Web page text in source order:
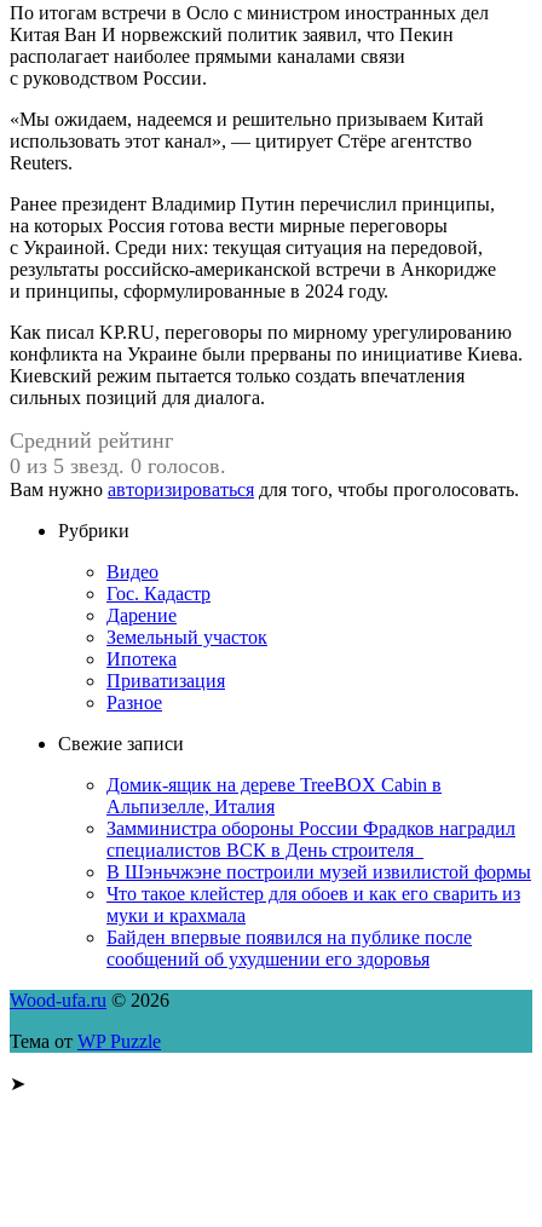
По итогам встречи в Осло с министром иностранных дел
Китая Ван И норвежский политик заявил, что Пекин
располагает наиболее прямыми каналами связи
с руководством России.
«Мы ожидаем, надеемся и решительно призываем Китай
использовать этот канал», — цитирует Стёре агентство
Reuters.
Ранее президент Владимир Путин перечислил принципы,
на которых Россия готова вести мирные переговоры
с Украиной. Среди них: текущая ситуация на передовой,
результаты российско-американской встречи в Анкоридже
и принципы, сформулированные в 2024 году.
Как писал KP.RU, переговоры по мирному урегулированию
конфликта на Украине были прерваны по инициативе Киева.
Киевский режим пытается только создать впечатления
сильных позиций для диалога.
Средний рейтинг
0 из 5 звезд. 0 голосов.
Вам нужно авторизироваться для того, чтобы проголосовать.
Рубрики
Видео
Гос. Кадастр
Дарение
Земельный участок
Ипотека
Приватизация
Разное
Свежие записи
Домик-ящик на дереве TreeBOX Cabin в
Альпизелле, Италия
Замминистра обороны России Фрадков наградил
специалистов ВСК в День строителя
В Шэньчжэне построили музей извилистой формы
Что такое клейстер для обоев и как его сварить из
муки и крахмала
Байден впервые появился на публике после
сообщений об ухудшении его здоровья
Wood-ufa.ru © 2026
Тема от WP Puzzle
➤